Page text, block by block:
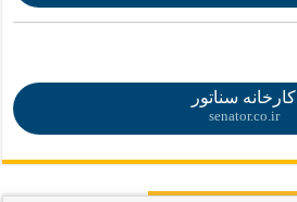
کارخانه سناتور
senator.co.ir